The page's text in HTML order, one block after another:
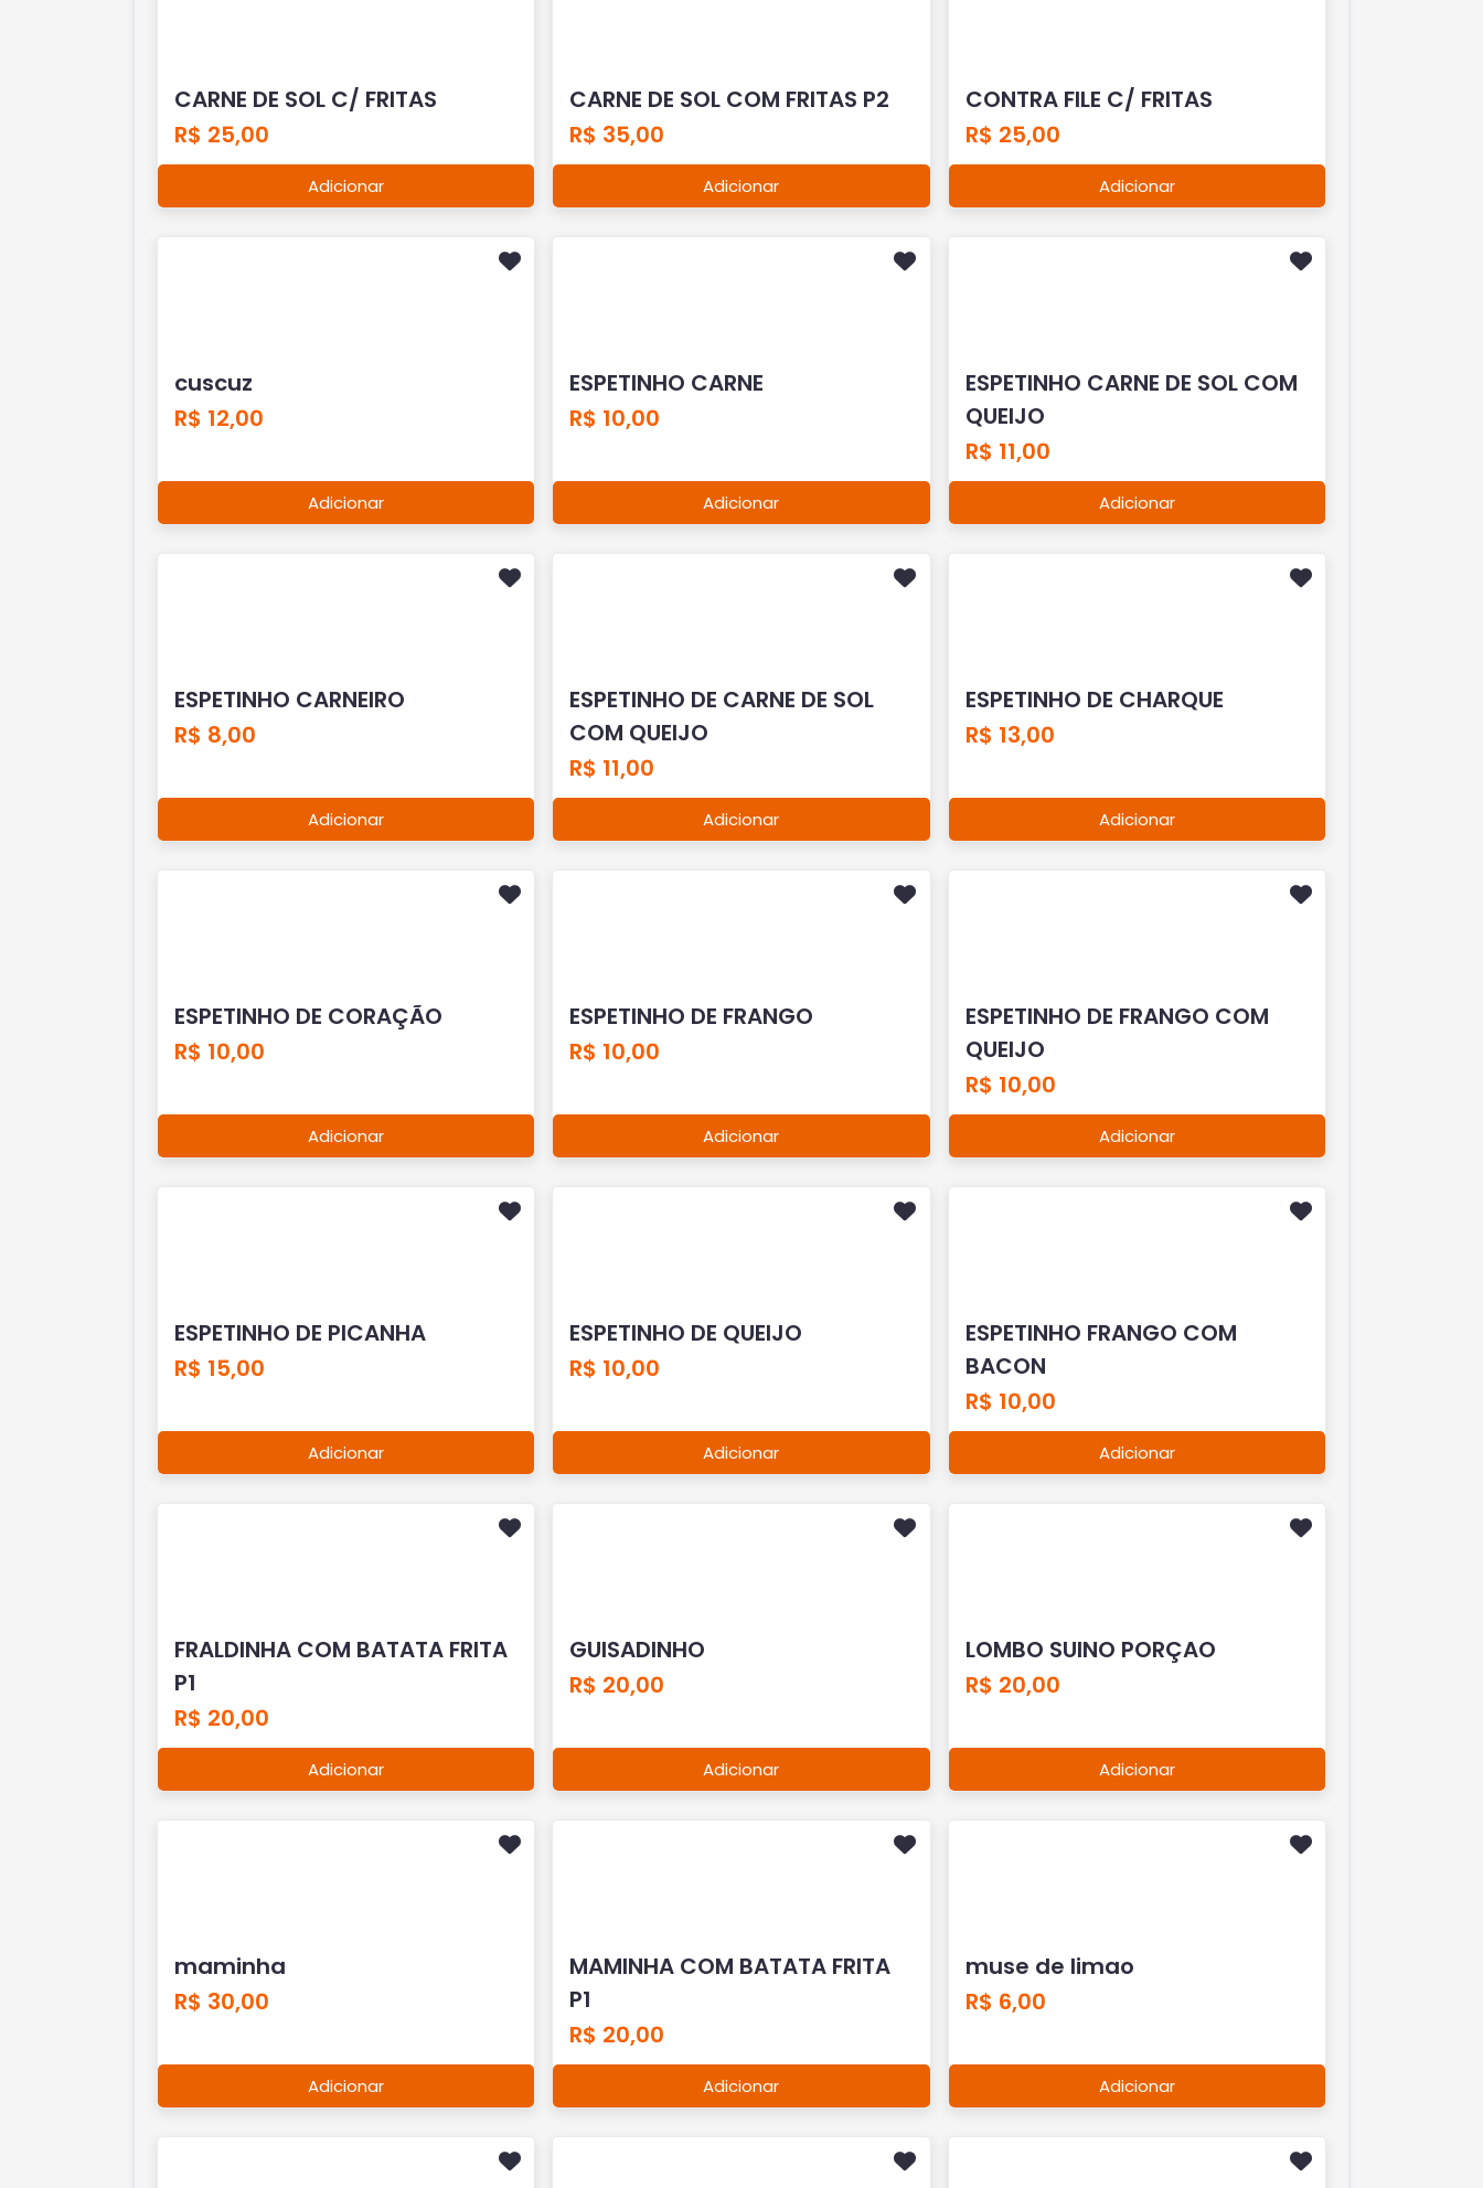
CARNE DE SOL C/ FRITAS
R$ 25,00
Adicionar
CARNE DE SOL COM FRITAS P2
R$ 35,00
Adicionar
CONTRA FILE C/ FRITAS
R$ 25,00
Adicionar
cuscuz
R$ 12,00
Adicionar
ESPETINHO CARNE
R$ 10,00
Adicionar
ESPETINHO CARNE DE SOL COM
QUEIJO
R$ 11,00
Adicionar
ESPETINHO CARNEIRO
R$ 8,00
Adicionar
ESPETINHO DE CARNE DE SOL
COM QUEIJO
R$ 11,00
Adicionar
ESPETINHO DE CHARQUE
R$ 13,00
Adicionar
ESPETINHO DE CORAÇÃO
R$ 10,00
Adicionar
ESPETINHO DE FRANGO
R$ 10,00
Adicionar
ESPETINHO DE FRANGO COM
QUEIJO
R$ 10,00
Adicionar
ESPETINHO DE PICANHA
R$ 15,00
Adicionar
ESPETINHO DE QUEIJO
R$ 10,00
Adicionar
ESPETINHO FRANGO COM
BACON
R$ 10,00
Adicionar
FRALDINHA COM BATATA FRITA
P1
R$ 20,00
Adicionar
GUISADINHO
R$ 20,00
Adicionar
LOMBO SUINO PORÇAO
R$ 20,00
Adicionar
maminha
R$ 30,00
Adicionar
MAMINHA COM BATATA FRITA
P1
R$ 20,00
Adicionar
muse de limao
R$ 6,00
Adicionar